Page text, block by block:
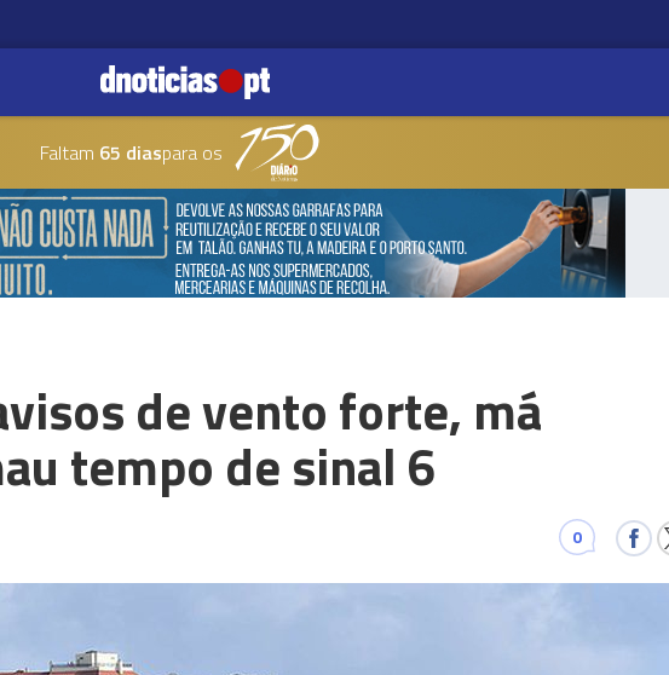
Faltam 65 diaspara os
de vento forte, má
tempo de sinal 6
0